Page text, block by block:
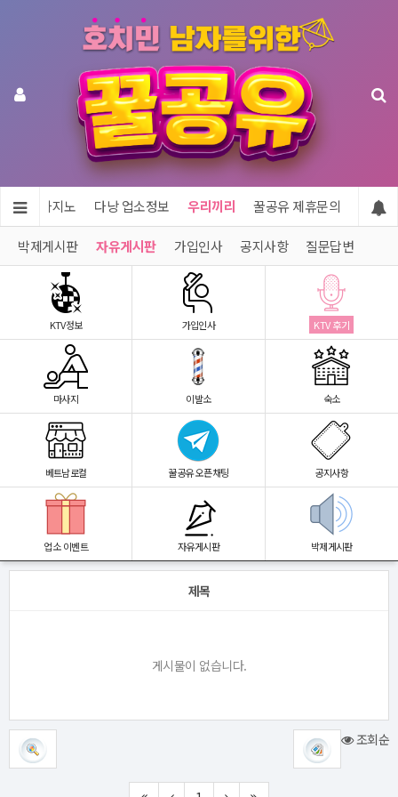
어 & 카지노 다낭 업소정보 우리끼리 꿀공유 제휴문의
박제게시판 자유게시판 가입인사 공지사항 질문답변
KTV정보 가입인사 KTV 후기
마사지 이발소 숙소
베트남로컬 꿀공유 오픈채팅 공지사항
업소 이벤트 자유게시판 박제게시판
제목
게시물이 없습니다.
조회순